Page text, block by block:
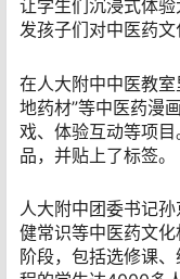
让学生们沉浸式体
发孩子们对中医药文
在人大附中中医教室
地药材”等中医药漫
戏、体验互动等项
品，并贴上了标签。
人大附中团委书记
健常识等中医药文
阶段，包括选修课